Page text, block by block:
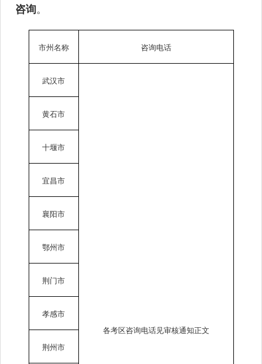
咨询。
市州名称 咨询电话
武汉市
各考区咨询电话见审核通知正文
黄石市
十堰市
宜昌市
襄阳市
鄂州市
荆门市
孝感市
荆州市